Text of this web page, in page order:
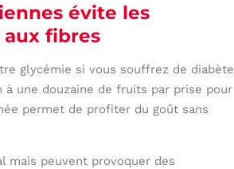
évite les
fibres
glycémie si vous souffrez de diabète
une douzaine de fruits par prise pour
permet de profiter du goût sans
peuvent provoquer des